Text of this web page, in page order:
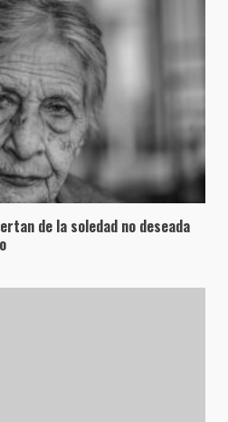
de la soledad no deseada